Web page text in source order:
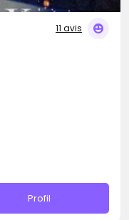
11 avis
Profil